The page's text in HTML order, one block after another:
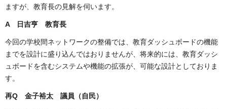
ますが、教育長の見解を伺います。
A 日吉亨 教育長
今回の学校間ネットワークの整備では、教育ダッシュボードの機能
までを設計に盛り込んではおりませんが、将来的には、教育ダッシ
ュボードを含むシステムや機能の拡張が、可能な設計としておりま
す。
再Q 金子裕太 議員（自民）